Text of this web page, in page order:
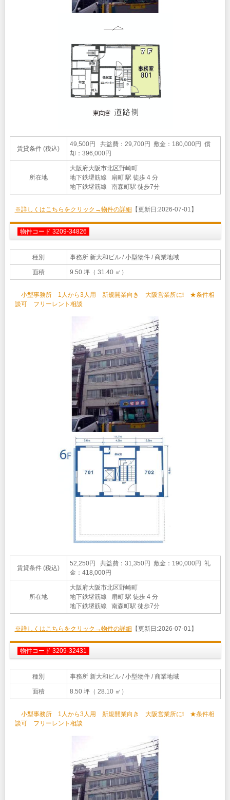
賃貸条件 (税込)
49,500円 共益費：29,700円 敷金：180,000円 償
却：396,000円
所在地
大阪府大阪市北区野崎町
地下鉄堺筋線 扇町 駅 徒歩 4 分
地下鉄堺筋線 南森町駅 徒歩7分
※詳しくはこちらをクリック→物件の詳細 【更新日:2026-07-01】
物件コード 3209-34826
種別 事務所 新大和ビル / 小型物件 / 商業地域
面積 9.50 坪（ 31.40 ㎡）
小型事務所 1人から3人用 新規開業向き 大阪営業所に❕ ★条件相
談可 フリーレント相談
賃貸条件 (税込)
52,250円 共益費：31,350円 敷金：190,000円 礼
金：418,000円
所在地
大阪府大阪市北区野崎町
地下鉄堺筋線 扇町 駅 徒歩 4 分
地下鉄堺筋線 南森町駅 徒歩7分
※詳しくはこちらをクリック→物件の詳細 【更新日:2026-07-01】
物件コード 3209-32431
種別 事務所 新大和ビル / 小型物件 / 商業地域
面積 8.50 坪（ 28.10 ㎡）
小型事務所 1人から3人用 新規開業向き 大阪営業所に❕ ★条件相
談可 フリーレント相談